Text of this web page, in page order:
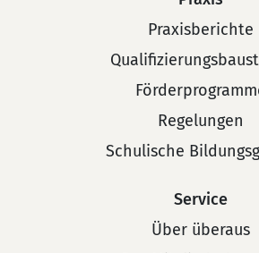
Praxisberichte
Regelungen
Schulische
Service
Über überaus